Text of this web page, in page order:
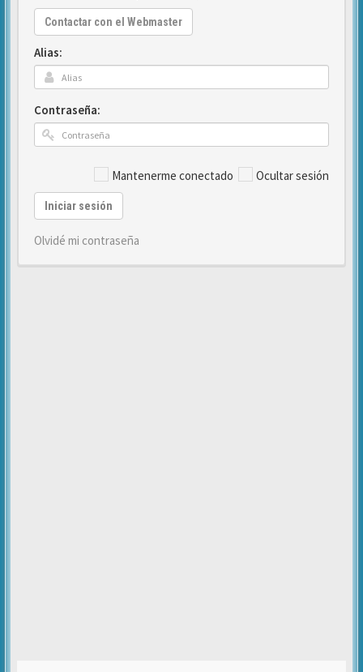
Contactar con el Webmaster
Alias:
Contraseña:
Mantenerme conectado Ocultar sesión
Iniciar sesión
Olvidé mi contraseña